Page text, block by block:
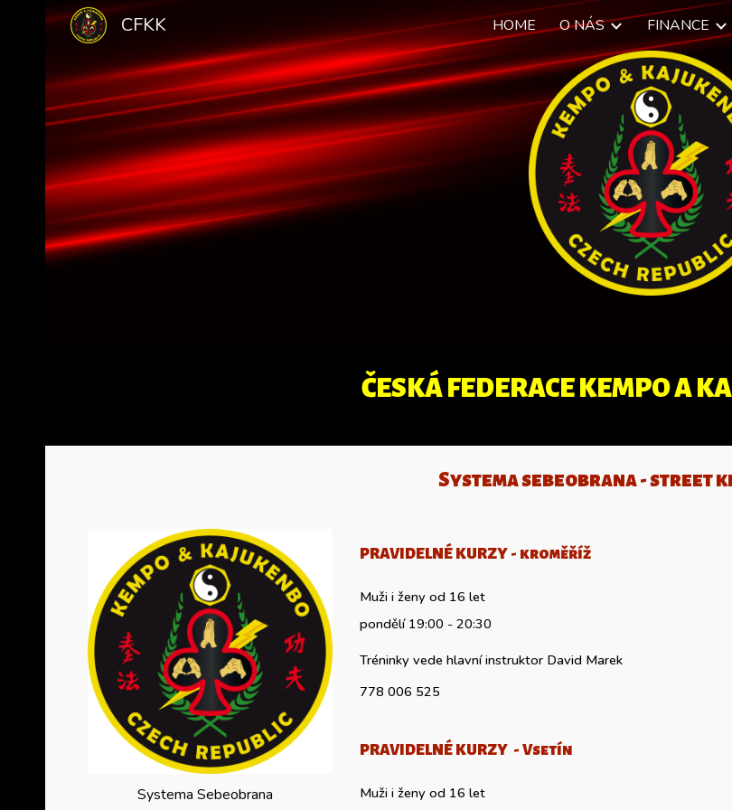
Skip to main content
CFKK HOME O NÁS FINANCE
ČESKÁ FEDERACE KEMPO A
Systema sebeobrana - street
Systema Sebeobrana
PRAVIDELNÉ KURZY - kroměříž
Muži i ženy od 16 let
pondělí19:00 - 20:30
Tréninky vede hlavní instruktor David Marek
778 006 525
PRAVIDELNÉ KURZY - Vsetín
Muži i ženy od 16 let